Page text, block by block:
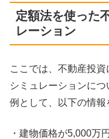
定額法を使った
レーション
ここでは、不動産投
シミュレーションにつ
例として、以下の情報
・建物価格が5,000万円